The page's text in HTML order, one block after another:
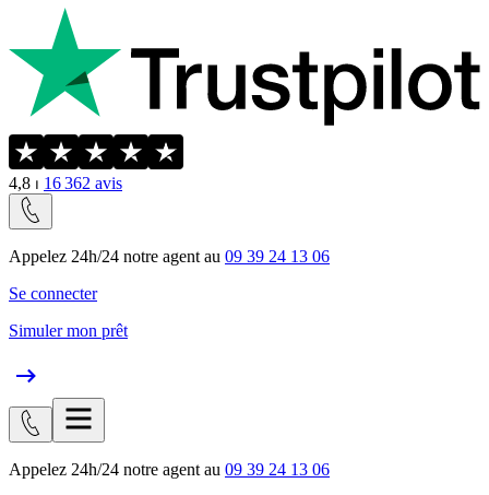
4,8 ⏐ 16 362 avis
Appelez 24h/24 notre agent au 09 39 24 13 06
Se connecter
Simuler mon prêt
Appelez 24h/24 notre agent au 09 39 24 13 06